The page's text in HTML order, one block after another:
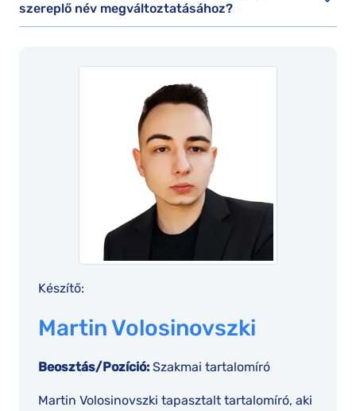
szereplő név megváltoztatásához?
Készítő:
Martin Volosinovszki
Beosztás/Pozíció: Szakmai tartalomíró
Martin Volosinovszki tapasztalt tartalomíró, aki